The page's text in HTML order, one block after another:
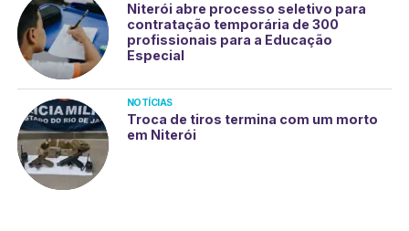
Niterói abre processo seletivo para
contratação temporária de 300
profissionais para a Educação
Especial
NOTÍCIAS
Troca de tiros termina com um morto
em Niterói